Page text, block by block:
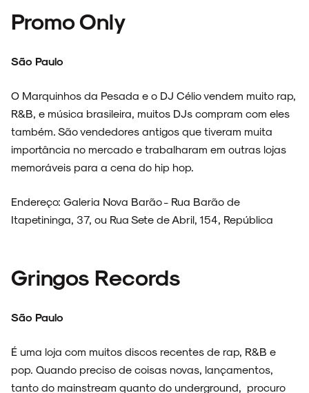
Promo Only
São Paulo
O Marquinhos da Pesada e o DJ Célio vendem muito rap,
R&B, e música brasileira, muitos DJs compram com eles
também. São vendedores antigos que tiveram muita
importância no mercado e trabalharam em outras lojas
memoráveis para a cena do hip hop.
Endereço: Galeria Nova Barão - Rua Barão de
Itapetininga, 37, ou Rua Sete de Abril, 154, República
Gringos Records
São Paulo
É uma loja com muitos discos recentes de rap, R&B e
pop. Quando preciso de coisas novas, lançamentos,
tanto do mainstream quanto do underground, procuro